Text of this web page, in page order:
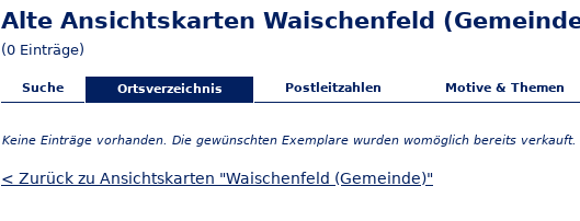
Alte Ansichtskarten Waischenfeld
(0 Einträge)
Suche Ortsverzeichnis Postleitzahlen Motive & Themen
Keine Einträge vorhanden. Die gewünschten Exemplare wurden womöglich bereits verkauft.
< Zurück zu Ansichtskarten "Waischenfeld (Gemeinde)"